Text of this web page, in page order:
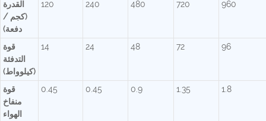
القدرة
(كجم /
دفعة)
120 240 480 720 960
قوة
التدفئة
(كيلوواط)
14 24 48 72 96
قوة
منفاخ
الهواء
0.45 0.45 0.9 1.35 1.8